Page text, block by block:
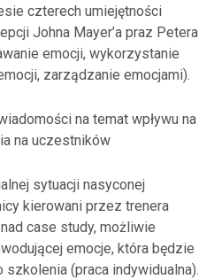
czterech umiejętności
Johna Mayer’a praz Petera
emocji, wykorzystanie
zarządzanie emocjami).
na temat wpływu na
na uczestników
sytuacji nasyconej
kierowani przez trenera
case study, możliwie
emocje, która będzie
szkolenia (praca indywidualna).